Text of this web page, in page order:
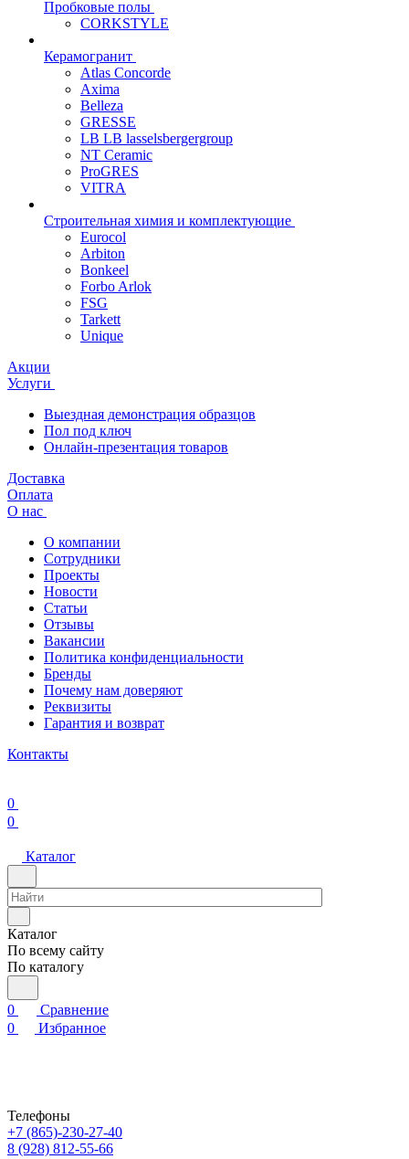
Пробковые полы
CORKSTYLE
Керамогранит
Atlas Concorde
Axima
Belleza
GRESSE
LB LB lasselsbergergroup
NT Ceramic
ProGRES
VITRA
Строительная химия и комплектующие
Eurocol
Arbiton
Bonkeel
Forbo Arlok
FSG
Tarkett
Unique
Акции
Услуги
Выездная демонстрация образцов
Пол под ключ
Онлайн-презентация товаров
Доставка
Оплата
О нас
О компании
Сотрудники
Проекты
Новости
Статьи
Отзывы
Вакансии
Политика конфиденциальности
Бренды
Почему нам доверяют
Реквизиты
Гарантия и возврат
Контакты
0
0
Каталог
Каталог
По всему сайту
По каталогу
0
Сравнение
0
Избранное
Телефоны
+7 (865)-230-27-40
8 (928) 812-55-66